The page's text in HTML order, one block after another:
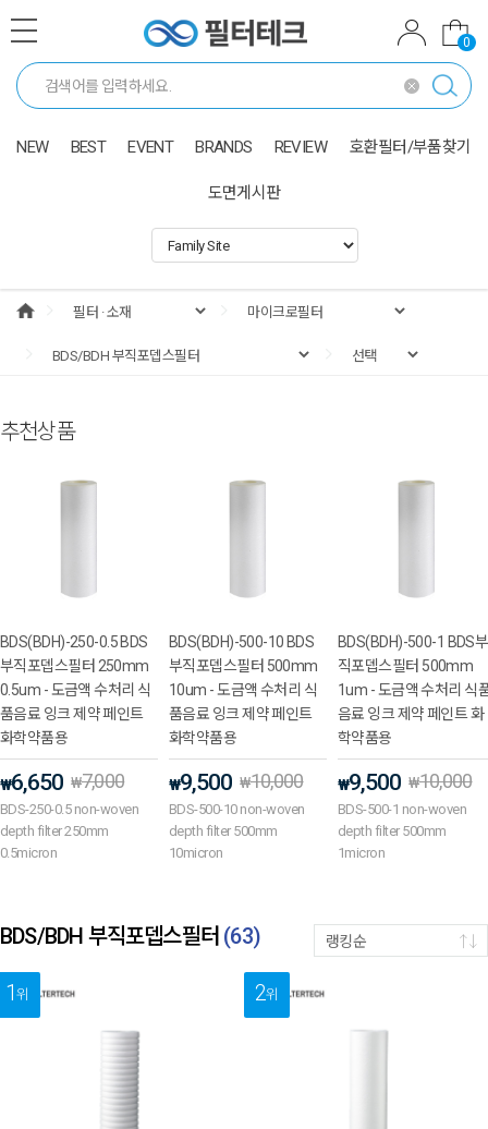
0
NEW BEST EVENT BRANDS REVIEW 호환필터/부품찾기
도면게시판
추천상품
BDS(BDH)-250-0.5 BDS
부직포뎁스필터 250mm
0.5um - 도금액 수처리 식
품음료 잉크 제약 페인트
화학약품용
₩6,650 ₩7,000
BDS-250-0.5 non-woven
depth filter 250mm
0.5micron
BDS(BDH)-500-10 BDS
부직포뎁스필터 500mm
10um - 도금액 수처리 식
품음료 잉크 제약 페인트
화학약품용
₩9,500 ₩10,000
BDS-500-10 non-woven
depth filter 500mm
10micron
BDS(BDH)-500-1 BDS부
직포뎁스필터 500mm
1um - 도금액 수처리 식
음료 잉크 제약 페인트 화
학약품용
₩9,500 ₩10,000
BDS-500-1 non-woven
depth filter 500mm
1micron
BDS/BDH 부직포뎁스필터 (63) 랭킹순
1위 2위